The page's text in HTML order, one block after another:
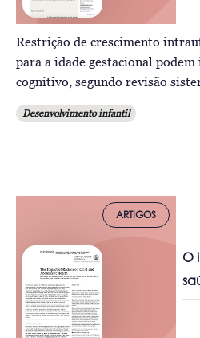
Restrição de crescimento
para a idade gestacional
cognitivo, segundo revisão
Desenvolvimento infantil
ARTIGOS
O